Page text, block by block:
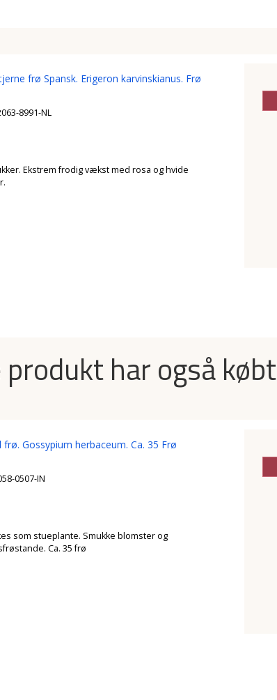
frø Spansk. Erigeron karvinskianus. Frø
8991-NL
Ekstrem frodig vækst med rosa og hvide
har også købt
frø. Gossypium herbaceum. Ca. 35 Frø
0507-IN
som stueplante. Smukke blomster og
Ca. 35 frø